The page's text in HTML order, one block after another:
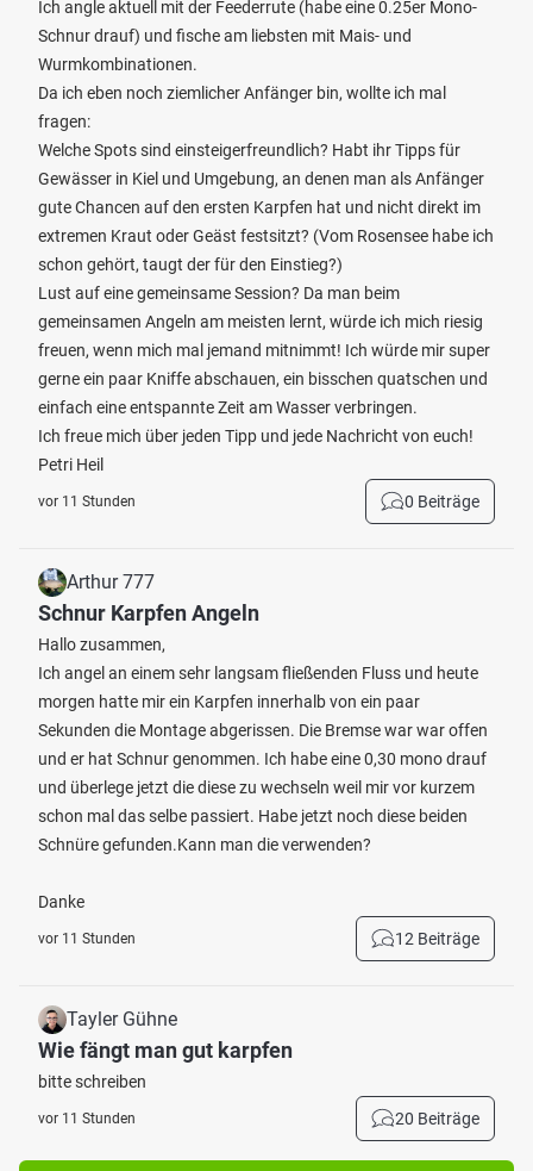
Ich angle aktuell mit der Feederrute (habe eine 0.25er Mono-
Schnur drauf) und fische am liebsten mit Mais- und
Wurmkombinationen.
Da ich eben noch ziemlicher Anfänger bin, wollte ich mal
fragen:
Welche Spots sind einsteigerfreundlich? Habt ihr Tipps für
Gewässer in Kiel und Umgebung, an denen man als Anfänger
gute Chancen auf den ersten Karpfen hat und nicht direkt im
extremen Kraut oder Geäst festsitzt? (Vom Rosensee habe ich
schon gehört, taugt der für den Einstieg?)
Lust auf eine gemeinsame Session? Da man beim
gemeinsamen Angeln am meisten lernt, würde ich mich riesig
freuen, wenn mich mal jemand mitnimmt! Ich würde mir super
gerne ein paar Kniffe abschauen, ein bisschen quatschen und
einfach eine entspannte Zeit am Wasser verbringen.
Ich freue mich über jeden Tipp und jede Nachricht von euch!
Petri Heil
vor 11 Stunden 0 Beiträge
Arthur 777
Schnur Karpfen Angeln
Hallo zusammen,
Ich angel an einem sehr langsam fließenden Fluss und heute
morgen hatte mir ein Karpfen innerhalb von ein paar
Sekunden die Montage abgerissen. Die Bremse war war offen
und er hat Schnur genommen. Ich habe eine 0,30 mono drauf
und überlege jetzt die diese zu wechseln weil mir vor kurzem
schon mal das selbe passiert. Habe jetzt noch diese beiden
Schnüre gefunden.Kann man die verwenden?
Danke
vor 11 Stunden 12 Beiträge
Tayler Gühne
Wie fängt man gut karpfen
bitte schreiben
vor 11 Stunden 20 Beiträge